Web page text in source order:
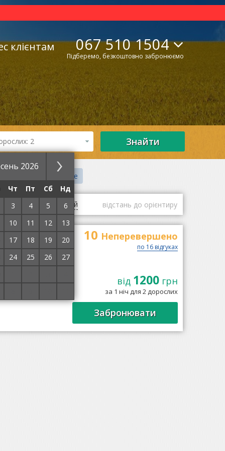
клієнтам 067 510 1504
Підберемо, безкоштовно забронюємо
2026
Чт Пт Сб
Нд
3 4 5
6
10 11 12
13
17 18 19
20
24 25 26
27
2 Знайти
Шале
оцінки гостей відстань до орієнтиру
Черемош, за 6 км
проживання у
10 Неперевершено
по 16 відгуках
від 1200грн
за 1 ніч для 2 дорослих
Забронювати